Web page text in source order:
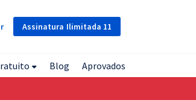
Assinatura Ilimitada 11
Blog Aprovados